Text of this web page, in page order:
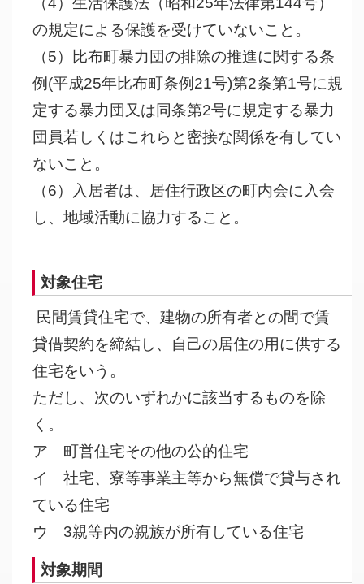
の規定による保護を受けていないこと。
（5）比布町暴力団の排除の推進に関する条
例(平成25年比布町条例21号)第2条第1号に規
定する暴力団又は同条第2号に規定する暴力
団員若しくはこれらと密接な関係を有してい
ないこと。
（6）入居者は、居住行政区の町内会に入会
し、地域活動に協力すること。
対象住宅
民間賃貸住宅で、建物の所有者との間で賃
貸借契約を締結し、自己の居住の用に供する
住宅をいう。
ただし、次のいずれかに該当するものを除
く。
ア 町営住宅その他の公的住宅
イ 社宅、寮等事業主等から無償で貸与され
ている住宅
ウ 3親等内の親族が所有している住宅
対象期間